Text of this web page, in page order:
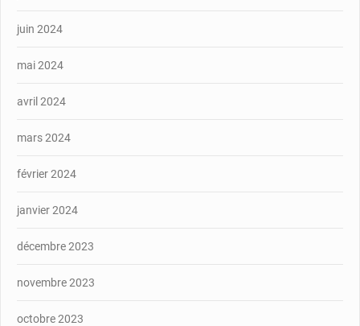
juin 2024
mai 2024
avril 2024
mars 2024
février 2024
janvier 2024
décembre 2023
novembre 2023
octobre 2023